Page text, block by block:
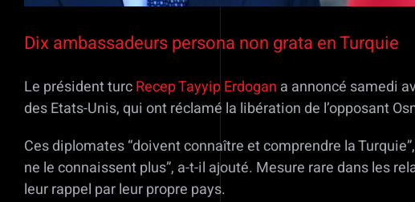
Dix ambassadeurs persona non grata en Turquie
Le président turcRecep Tayyip Erdogan a annoncé samedi
des Etats-Unis, qui ont réclamé la libération de l’opposant
Ces diplomates “doivent connaître et comprendre la
ne le connaissent plus”, a-t-il ajouté. Mesure rare dans les
leur rappel par leur propre pays.